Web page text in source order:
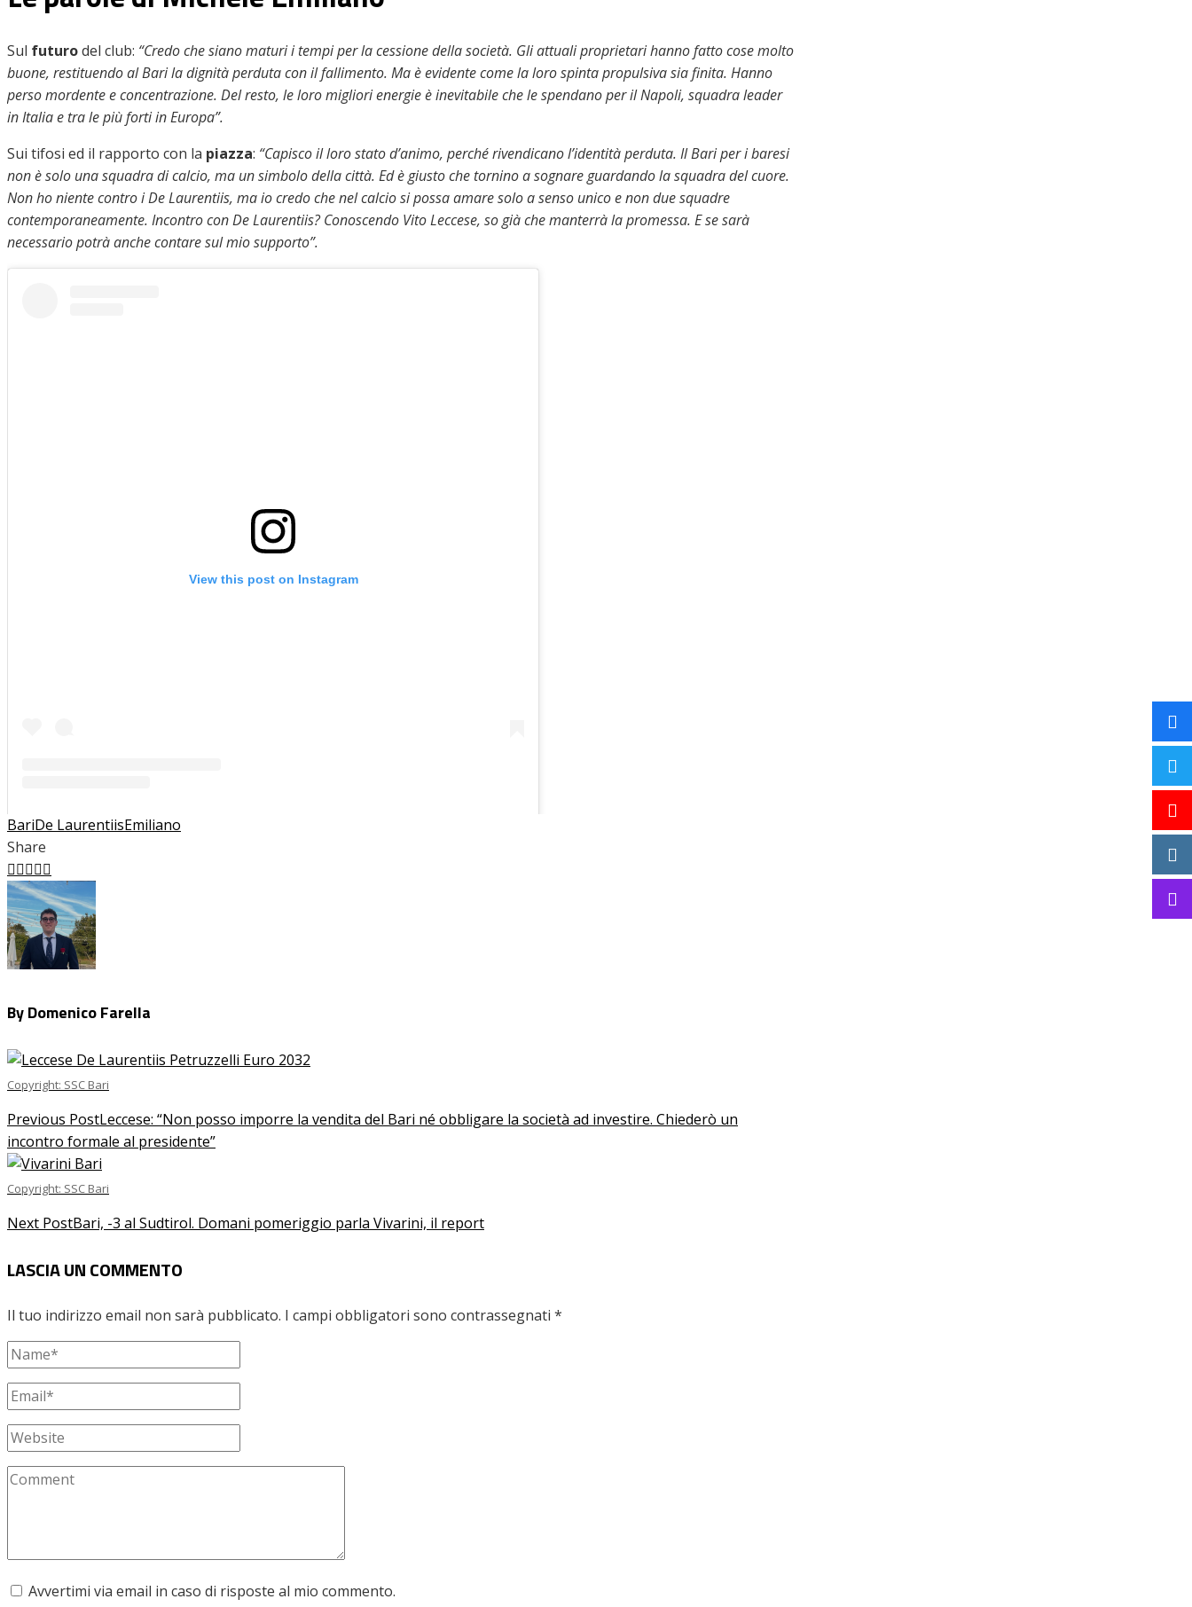
Sul futurodel club: “Credo che siano maturi i tempi per la cessione della società. Gli attuali proprietari hanno fatto cose molto
buone, restituendo al Bari la dignità perduta con il fallimento. Ma è evidente come la loro spinta propulsiva sia finita. Hanno
perso mordente e concentrazione. Del resto, le loro migliori energie è inevitabile che le spendano per il Napoli, squadra leader
in Italia e tra le più forti in Europa”.
Sui tifosi ed il rapporto con la piazza: “Capisco il loro stato d’animo, perché rivendicano l’identità perduta. Il Bari per i baresi
non è solo una squadra di calcio, ma un simbolo della città. Ed è giusto che tornino a sognare guardando la squadra del cuore.
Non ho niente contro i De Laurentiis, ma io credo che nel calcio si possa amare solo a senso unico e non due squadre
contemporaneamente. Incontro con De Laurentiis? Conoscendo Vito Leccese, so già che manterrà la promessa. E se sarà
necessario potrà anche contare sul mio supporto”.
View this post on Instagram
BariDe LaurentiisEmiliano
Share
Facebook
Twitter
LinkedIn
Pinterest
Stumbleupon
By Domenico Farella
Copyright: SSC Bari
Previous PostLeccese: “Non posso imporre la vendita del Bari né obbligare la società ad investire. Chiederò un
incontro formale al presidente”
Copyright: SSC Bari
Next PostBari, -3 al Sudtirol. Domani pomeriggio parla Vivarini, il report
LASCIA UN COMMENTO
Il tuo indirizzo email non sarà pubblicato. I campi obbligatori sono contrassegnati *
Avvertimi via email in caso di risposte al mio commento.